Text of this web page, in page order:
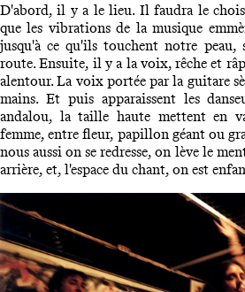
D'abord, il y a le lieu. Il faudra le
que les vibrations de la musique
jusqu'à ce qu'ils touchent notre peau,
route. Ensuite, il y a la voix, rêche et
alentour. La voix portée par la guitare
mains. Et puis apparaissent les
andalou, la taille haute mettent en
femme, entre fleur, papillon géant ou
nous aussi on se redresse, on lève le
arrière, et, l'espace du chant, on est